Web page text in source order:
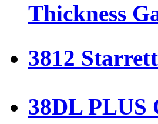
Thickness
3812
38DL